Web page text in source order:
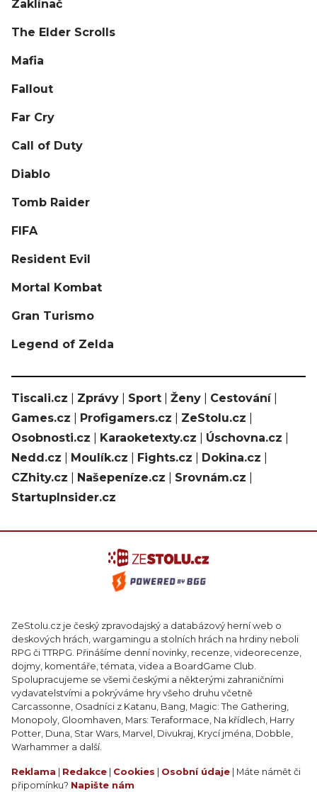
Zaklínač
The Elder Scrolls
Mafia
Fallout
Far Cry
Call of Duty
Diablo
Tomb Raider
FIFA
Resident Evil
Mortal Kombat
Gran Turismo
Legend of Zelda
Tiscali.cz Zprávy Sport Ženy Cestování|
Games.cz
Profigamers.cz ZeStolu.cz
Osobnosti.cz
Karaoketexty.cz Úschovna.cz
Nedd.cz
Moulík.cz Fights.cz Dokina.cz
CZhity.cz
Našepeníze.cz Srovnám.cz
StartupInsider.cz
ZeStolu.cz je český zpravodajský a databázový herní web o
deskových hrách, wargamingu a stolních hrách na hrdiny neboli
RPG či TTRPG. Přinášíme denní novinky, recenze, videorecenze,
dojmy, komentáře, témata, videa a BoardGame Club.
Spolupracujeme se všemi českými a některými zahraničními
vydavatelstvími a pokrýváme hry všeho druhu včetně
Carcassonne, Osadníci z Katanu, Bang, Magic: The Gathering,
Monopoly, Gloomhaven, Mars: Teraformace, Na křídlech, Harry
Potter, Duna, Star Wars, Marvel, Divukraj, Krycí jména, Dobble,
Warhammer a další.
Reklama Redakce Cookies Osobní údaje | Máte námět či
připomínku? Napište nám